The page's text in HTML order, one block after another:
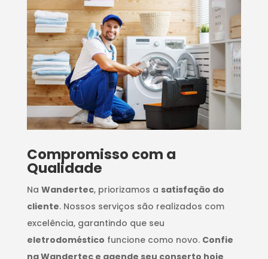
Compromisso com a
Qualidade
Na Wandertec, priorizamos a satisfação do
cliente. Nossos serviços são realizados com
excelência, garantindo que seu
eletrodoméstico funcione como novo. Confie
na Wandertec e agende seu conserto hoje